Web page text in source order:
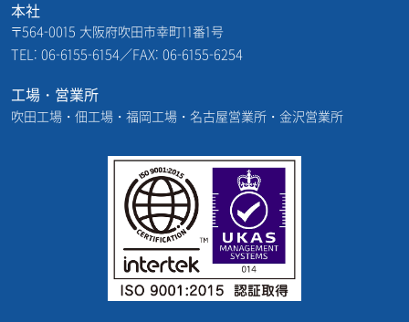
小西咲株式会社
大阪府吹田市幸町11番1号
TEL:06-6155-6154
本社
〒564-0015 大阪府吹田市幸町11番1号
TEL: 06-6155-6154／FAX: 06-6155-6254
工場・営業所
吹田工場・佃工場・福岡工場・名古屋営業所・金沢営業所